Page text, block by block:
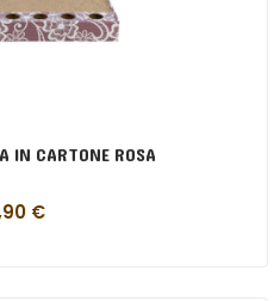
IN CARTONE ROSA
€